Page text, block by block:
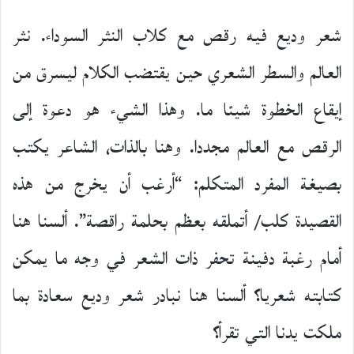
شعر وديع فيه رقص مع كلاب النثر السوداء. نثر
العالم والسطر الشعري حين يقتضب الكلام ليسرق من
إيقاع الخطوة شيئا ما. وهذا الشيء هو دعوة إلى
الرقص مع العالم مجددا. وهنا بالذات، الشاعر يكتب
بصيغة المفرد المتكلم: “أرغب أن يخرج من هذه
القصيدة كلب/ أتملقه بعظم بحلمة راقصة”. ألسنا هنا
أمام رغبة دفينة تحفر ذات الشعر في وجه ما يمكن
كتابته شعريا؟ ألسنا هنا نبادر شعر وديع سعادة بما
ملكت يدنا التي تقرأ؟